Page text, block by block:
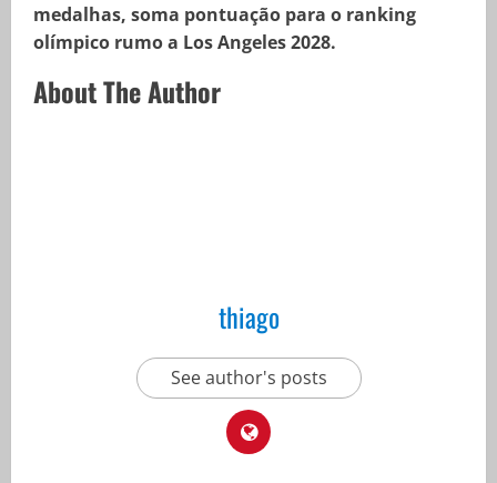
medalhas, soma pontuação para o ranking
olímpico rumo a Los Angeles 2028.
About The Author
thiago
See author's posts